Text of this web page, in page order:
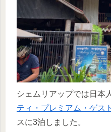
シェムリアップでは日本
ティ・プレミアム・ゲス
スに3泊しました。